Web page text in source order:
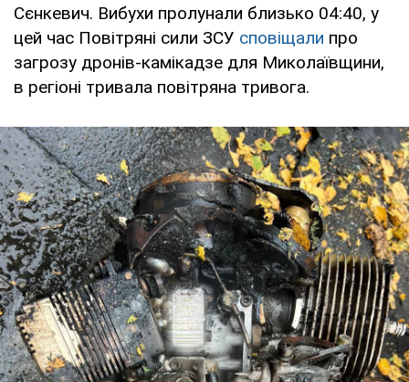
Сєнкевич. Вибухи пролунали близько 04:40, у
цей час Повітряні сили ЗСУ сповіщали про
загрозу дронів-камікадзе для Миколаївщини,
в регіоні тривала повітряна тривога.